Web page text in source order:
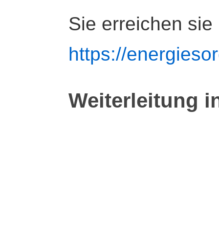
Sie erreichen sie
https://
Weiterleitung